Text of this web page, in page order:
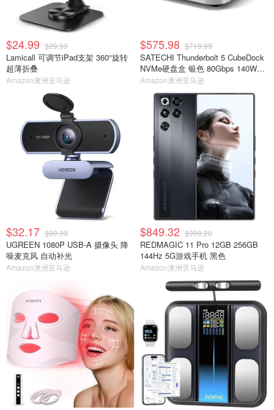
$24.99 $29.99
Lamicall 可调节iPad支架 360°旋转
超薄折叠
Amazon澳洲亚马逊
$575.98 $719.99
SATECHI Thunderbolt 5 CubeDock
NVMe硬盘盒 银色 80Gbps 140W扩
展坞
Amazon澳洲亚马逊
$32.17 $99.99
UGREEN 1080P USB-A 摄像头 降
噪麦克风 自动补光
Amazon澳洲亚马逊
$849.32 $999.20
REDMAGIC 11 Pro 12GB 256GB
144Hz 5G游戏手机 黑色
Amazon澳洲亚马逊